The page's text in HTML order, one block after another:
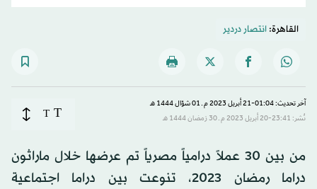
القاهرة:انتصار دردير
آخر تحديث: 01:04-21 أبريل 2023 م ـ 01 شوّال 1444 هـ
نُشر: 23:41-20 أبريل 2023 م ـ 30 رَمضان 1444 هـ
T
T
من بين 30 عملاً درامياً مصرياً تم عرضها خلال ماراثون
دراما رمضان 2023، تنوعت بين دراما اجتماعية